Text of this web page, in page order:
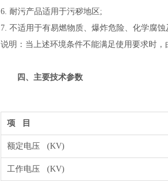
6. 耐污产品适用于污秽地区;
7. 不适用于有易燃物质、爆炸危险、化学腐蚀
说明：当上述环境条件不能满足使用要求时，
四、主要技术参数
项 目
额定电压 (KV)
工作电压 (KV)